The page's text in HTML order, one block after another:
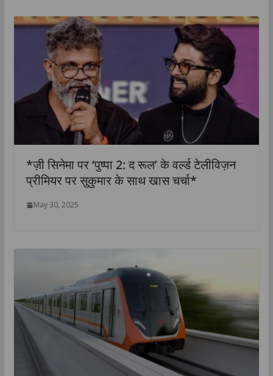
*ज़ी सिनेमा पर ‘पुष्पा 2: द रूल’ के वर्ल्ड टेलीविज़न
प्रीमियर पर सुकुमार के साथ खास चर्चा*
May 30, 2025